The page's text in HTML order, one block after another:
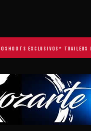
EXCLUSIVOS * TRAILERS EN